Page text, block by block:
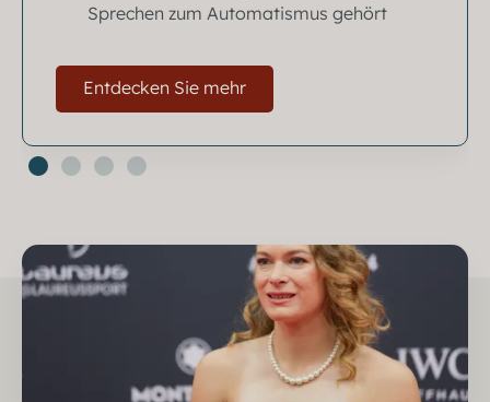
Sprechen zum Automatismus gehört
Entdecken Sie mehr